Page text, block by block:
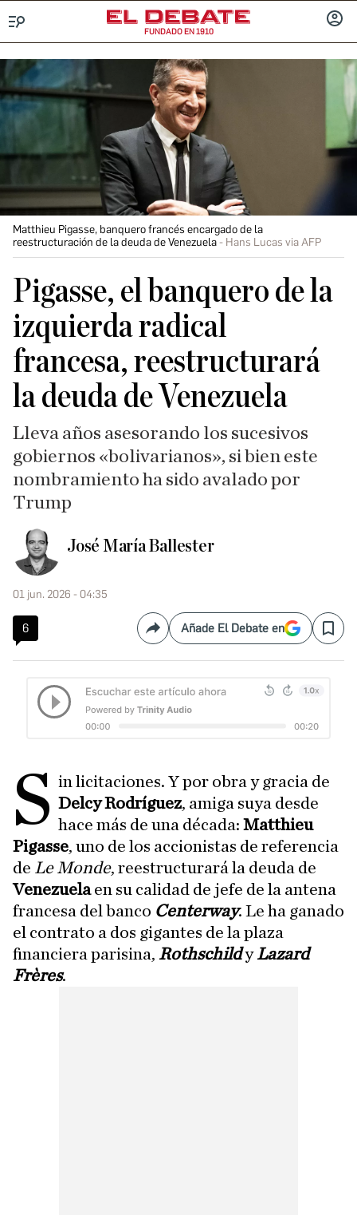
FUNDADO EN 1910
Matthieu Pigasse, banquero francés encargado de la
reestructuración de la deuda de Venezuela
Hans Lucas via AFP
Pigasse, el banquero de la
izquierda radical
francesa, reestructurará
la deuda de Venezuela
Lleva años asesorando los sucesivos
gobiernos «bolivarianos», si bien este
nombramiento ha sido avalado por
Trump
José María Ballester
01 jun. 2026 - 04:35
6 CompartirAñade El Debate en Save
S in licitaciones. Y por obra y gracia de
Delcy Rodríguez, amiga suya desde
hace más de una década:Matthieu
Pigasse, uno de los accionistas de referencia
de Le Monde, reestructurará la deuda de
Venezuelaen su calidad de jefe de la antena
francesa del banco Centerway. Le ha ganado
el contrato a dos gigantes de la plaza
financiera parisina, RothschildyLazard
Frères.